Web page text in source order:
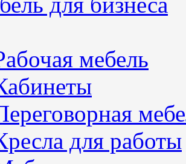
мебель
для работы